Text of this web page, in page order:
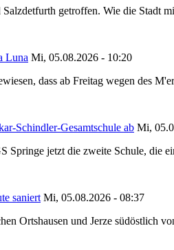
getroffen. Wie die Stadt
Luna Mi, 05.08.2026 - 10:20
dass ab Freitag wegen des
Schindler-Gesamtschule ab Mi,
Springe jetzt die zweite Schule,
saniert Mi, 05.08.2026 - 08:37
Ortshausen und Jerze südöstlich